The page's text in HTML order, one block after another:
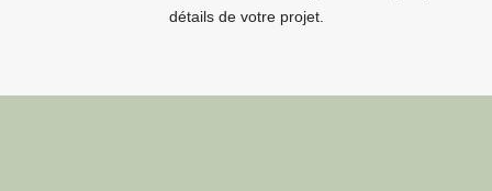
détails de votre projet.